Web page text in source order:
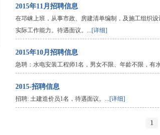
2015年11月招聘信息
在邛崃上班，从事市政、房建清单编制，及施工组织
实际工作能力。待遇面议。...[详细]
2015年10月招聘信息
急聘：水电安装工程师1名，男女不限、年龄不限，有
2015-招聘信息
招聘: 土建造价员1名，待遇面议。...[详细]
1